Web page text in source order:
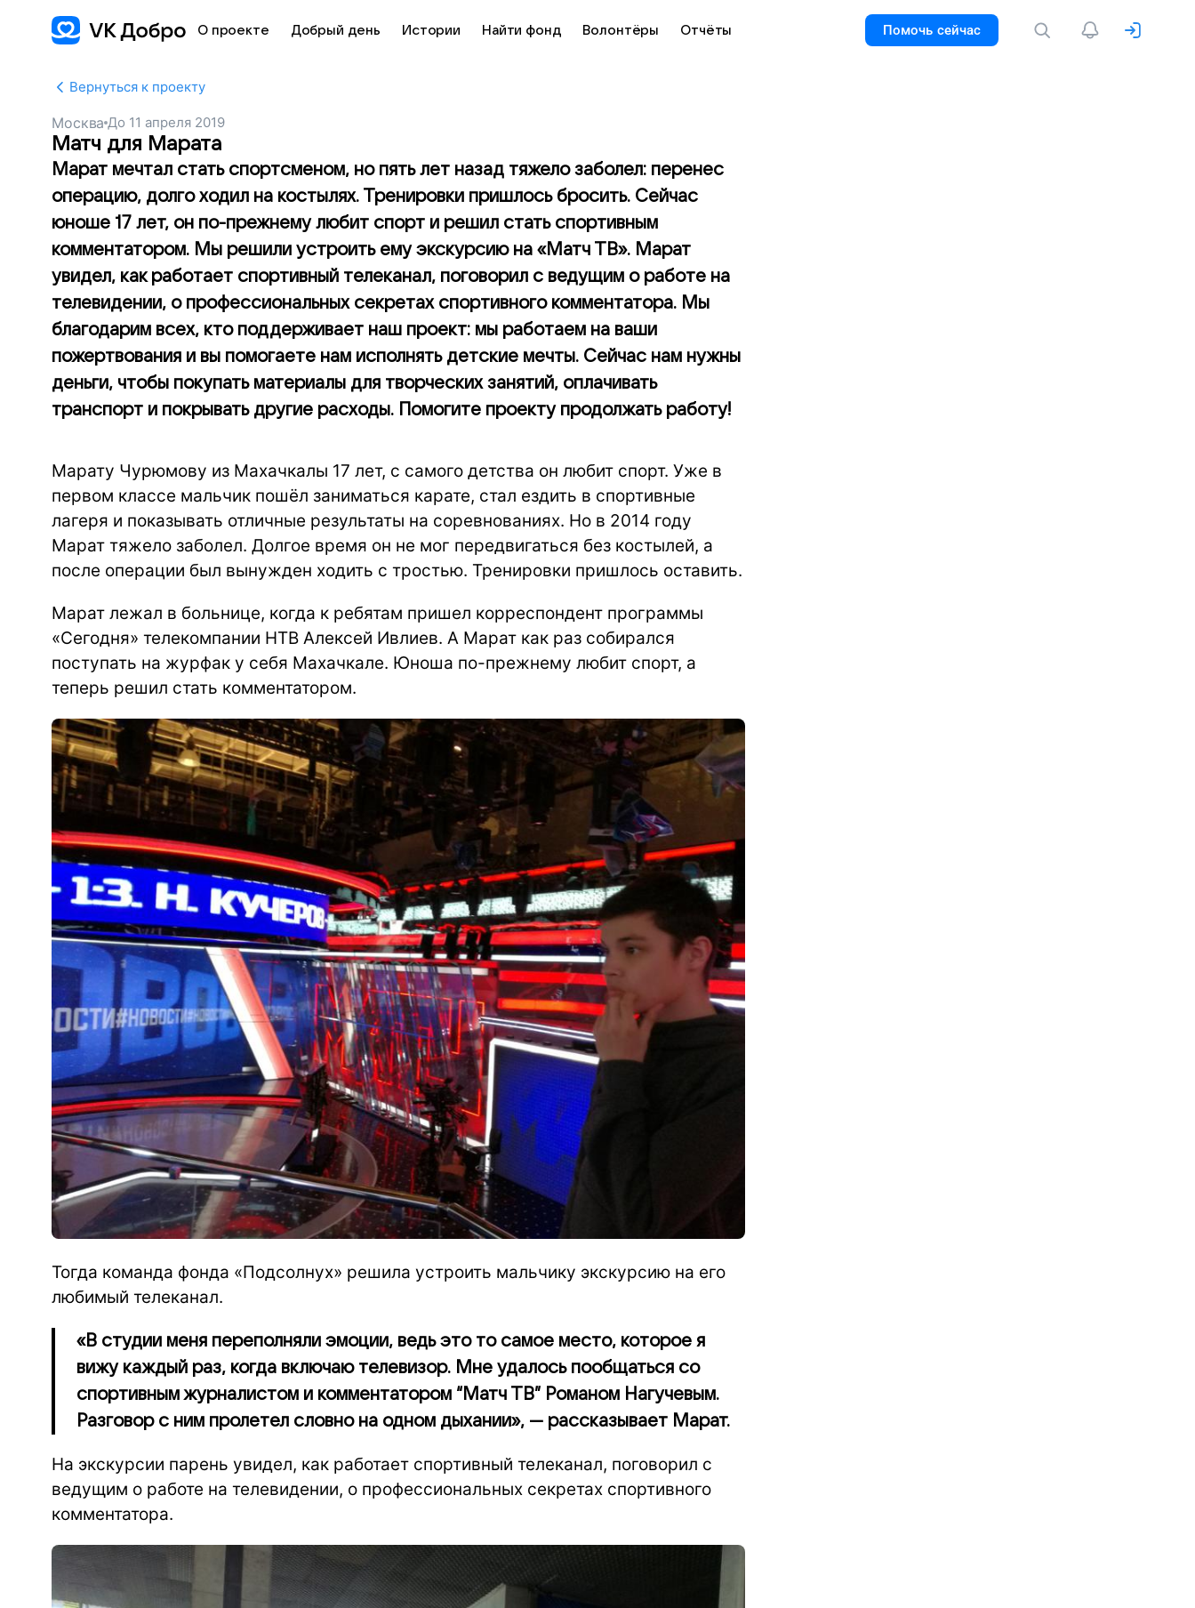
О проекте Добрый день Истории Найти фонд Волонтёры Отчёты Помочь сейчас
Вернуться к проекту
Москва До 11 апреля 2019
Матч для Марата
Марат мечтал стать спортсменом, но пять лет назад тяжело заболел: перенес
операцию, долго ходил на костылях. Тренировки пришлось бросить. Сейчас
юноше 17 лет, он по-прежнему любит спорт и решил стать спортивным
комментатором. Мы решили устроить ему экскурсию на «Матч ТВ». Марат
увидел, как работает спортивный телеканал, поговорил с ведущим о работе на
телевидении, о профессиональных секретах спортивного комментатора. Мы
благодарим всех, кто поддерживает наш проект: мы работаем на ваши
пожертвования и вы помогаете нам исполнять детские мечты. Сейчас нам нужны
деньги, чтобы покупать материалы для творческих занятий, оплачивать
транспорт и покрывать другие расходы. Помогите проекту продолжать работу!
Марату Чурюмову из Махачкалы 17 лет, с самого детства он любит спорт. Уже в
первом классе мальчик пошёл заниматься карате, стал ездить в спортивные
лагеря и показывать отличные результаты на соревнованиях. Но в 2014 году
Марат тяжело заболел. Долгое время он не мог передвигаться без костылей, а
после операции был вынужден ходить с тростью. Тренировки пришлось оставить.
Марат лежал в больнице, когда к ребятам пришел корреспондент программы
«Сегодня» телекомпании НТВ Алексей Ивлиев. А Марат как раз собирался
поступать на журфак у себя Махачкале. Юноша по-прежнему любит спорт, а
теперь решил стать комментатором.
Тогда команда фонда «Подсолнух» решила устроить мальчику экскурсию на его
любимый телеканал.
«В студии меня переполняли эмоции, ведь это то самое место, которое я
вижу каждый раз, когда включаю телевизор. Мне удалось пообщаться со
спортивным журналистом и комментатором “Матч ТВ” Романом Нагучевым.
Разговор с ним пролетел словно на одном дыхании», — рассказывает Марат.
На экскурсии парень увидел, как работает спортивный телеканал, поговорил с
ведущим о работе на телевидении, о профессиональных секретах спортивного
комментатора.